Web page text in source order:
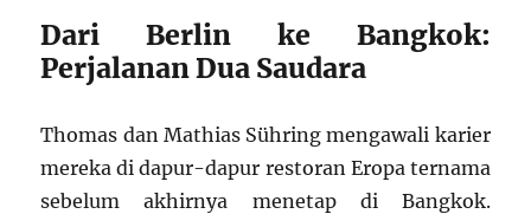
Dari Berlin ke Bangkok:
Perjalanan Dua Saudara
Thomas dan Mathias Sühring mengawali karier
mereka di dapur-dapur restoran Eropa ternama
sebelum akhirnya menetap di Bangkok.